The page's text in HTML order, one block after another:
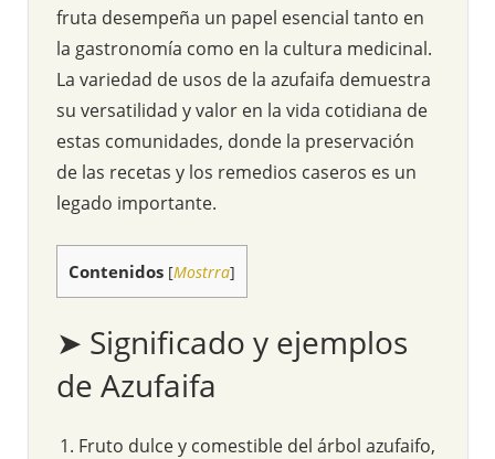
fruta desempeña un papel esencial tanto en
la gastronomía como en la cultura medicinal.
La variedad de usos de la azufaifa demuestra
su versatilidad y valor en la vida cotidiana de
estas comunidades, donde la preservación
de las recetas y los remedios caseros es un
legado importante.
Contenidos [Mostrra]
➤ Significado y ejemplos
de Azufaifa
Fruto dulce y comestible del árbol azufaifo,